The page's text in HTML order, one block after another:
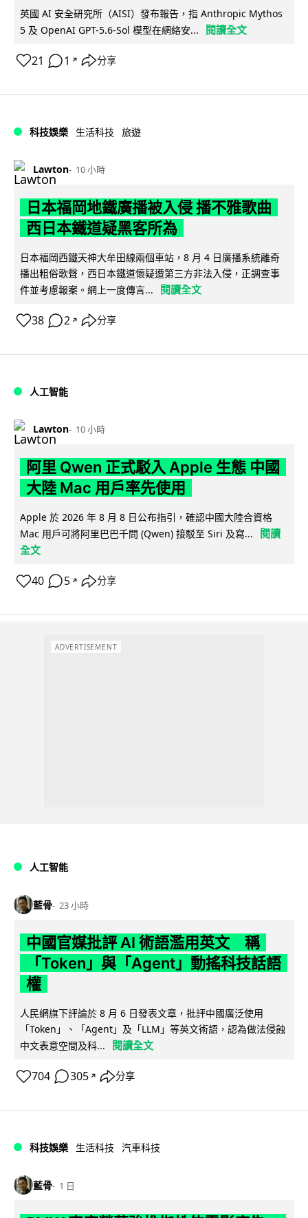
英國 AI 安全研究所（AISI）發布報告，指 Anthropic Mythos
5 及 OpenAI GPT-5.6-Sol 模型在網絡安...
閱讀全文
21 1 ↗ 分享
科技娛樂 生活科技 旅遊
Lawton 10 小時
日本福岡地鐵廣播被入侵 播不雅歌曲
西日本鐵道疑黑客所為
日本福岡西鐵天神大牟田線兩個車站，8 月 4 日廣播系統離奇
播出粗俗歌聲，西日本鐵道懷疑遭第三方非法入侵，正調查事
件並考慮報案。網上一度傳言...
閱讀全文
38 2 ↗ 分享
人工智能
Lawton 10 小時
阿里 Qwen 正式駁入 Apple 生態 中國
大陸 Mac 用戶率先使用
Apple 於 2026 年 8 月 8 日公布指引，確認中國大陸合資格
Mac 用戶可將阿里巴巴千問 (Qwen) 接駁至 Siri 及寫...
閱讀
全文
40 5 ↗ 分享
ADVERTISEMENT
人工智能
藍骨 23 小時
中國官媒批評 AI 術語濫用英文 稱
「Token」與「Agent」動搖科技話語
權
人民網旗下評論於 8 月 6 日發表文章，批評中國廣泛使用
「Token」、「Agent」及「LLM」等英文術語，認為做法侵蝕
中文表意空間及科...
閱讀全文
704 305 ↗ 分享
科技娛樂 生活科技 汽車科技
藍骨 1 日